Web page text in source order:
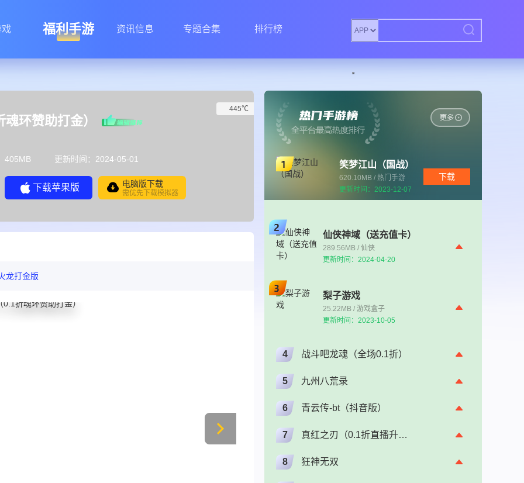
戏 福利手游 资讯信息 专题合集 排行榜
环赞助打金）
405MB 更新时间：2024-05-01
下载苹果版 电脑版下载
需优先下载模拟器
445℃
龙打金版
笑梦江山（国战）
620.10MB / 热门手游
更新时间：2023-12-07
下载
仙侠神域（送充值卡）
289.56MB / 仙侠
更新时间：2024-04-20
梨子游戏
25.22MB / 游戏盒子
更新时间：2023-10-05
4 战斗吧龙魂（全场0.1折）
5 九州八荒录
6 青云传-bt（抖音版）
7 真红之刃（0.1折直播升级版）（奇迹）
8 狂神无双